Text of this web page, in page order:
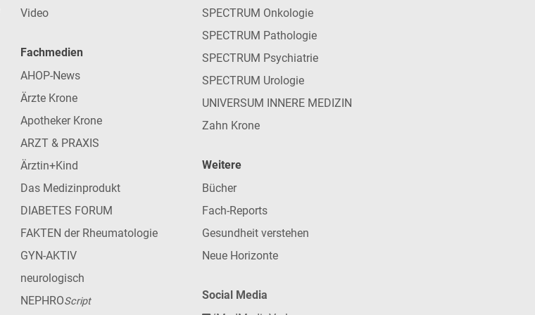
Video
Fachmedien
AHOP-News
Ärzte Krone
Apotheker Krone
ARZT & PRAXIS
Ärztin+Kind
Das Medizinprodukt
DIABETES FORUM
FAKTEN der Rheumatologie
GYN-AKTIV
neurologisch
NEPHROScript
SPECTRUM Onkologie
SPECTRUM Pathologie
SPECTRUM Psychiatrie
SPECTRUM Urologie
UNIVERSUM INNERE MEDIZIN
Zahn Krone
Weitere
Bücher
Fach-Reports
Gesundheit verstehen
Neue Horizonte
Social Media